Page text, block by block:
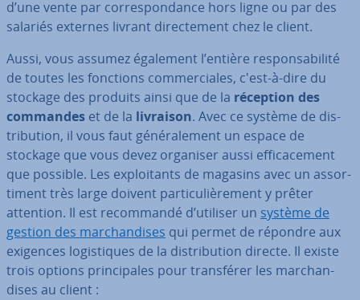
d’une vente par cor­res­pon­dance hors ligne ou par des
salariés externes livrant di­rec­te­ment chez le client.
Aussi, vous assumez également l’entière res­pon­sa­bi­lité
de toutes les fonctions com­mer­ciales, c'est-à-dire du
stockage des produits ainsi que de la réception des
commandes et de la livraison. Avec ce système de dis­
tri­bu­tion, il vous faut gé­né­ra­le­ment un espace de
stockage que vous devez organiser aussi ef­fi­ca­ce­ment
que possible. Les ex­ploi­tants de magasins avec un as­sor­
ti­ment très large doivent par­ti­cu­liè­re­ment y prêter
attention. Il est re­com­mandé d’utiliser un système de
gestion des mar­chan­dises qui permet de répondre aux
exigences lo­gis­tiques de la dis­tri­bu­tion directe. Il existe
trois options prin­ci­pales pour trans­fé­rer les mar­chan­
dises au client :